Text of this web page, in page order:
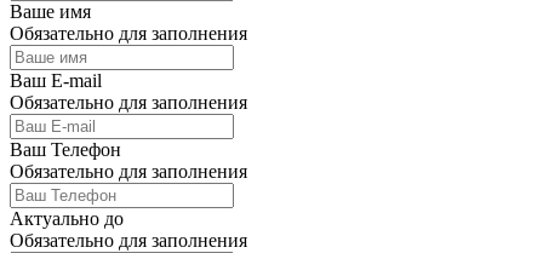
Ваше имя
Обязательно для заполнения
Ваш E-mail
Обязательно для заполнения
Ваш Телефон
Обязательно для заполнения
Актуально до
Обязательно для заполнения